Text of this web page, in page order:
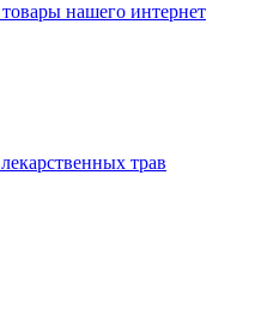
нашего интернет
трав